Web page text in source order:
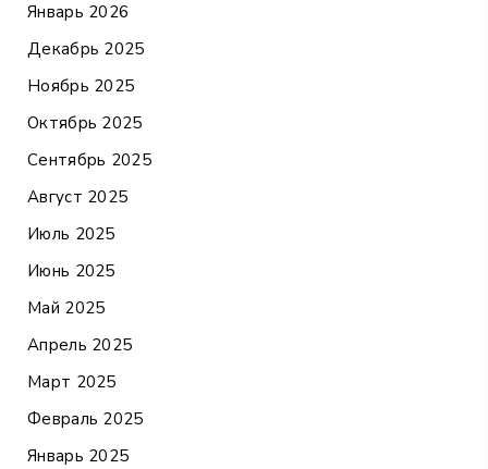
Январь 2026
Декабрь 2025
Ноябрь 2025
Октябрь 2025
Сентябрь 2025
Август 2025
Июль 2025
Июнь 2025
Май 2025
Апрель 2025
Март 2025
Февраль 2025
Январь 2025